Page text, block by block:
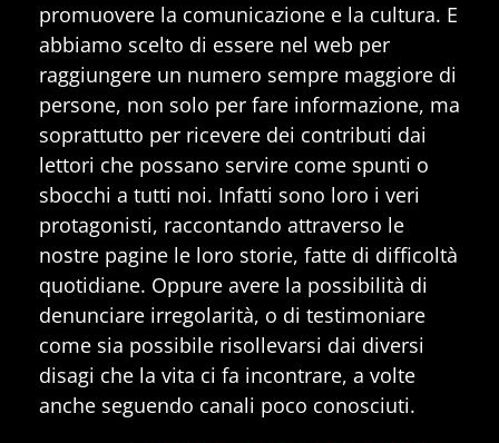
promuovere la comunicazione e la cultura. E
abbiamo scelto di essere nel web per
raggiungere un numero sempre maggiore di
persone, non solo per fare informazione, ma
soprattutto per ricevere dei contributi dai
lettori che possano servire come spunti o
sbocchi a tutti noi. Infatti sono loro i veri
protagonisti, raccontando attraverso le
nostre pagine le loro storie, fatte di difficoltà
quotidiane. Oppure avere la possibilità di
denunciare irregolarità, o di testimoniare
come sia possibile risollevarsi dai diversi
disagi che la vita ci fa incontrare, a volte
anche seguendo canali poco conosciuti.